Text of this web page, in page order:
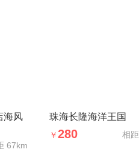
海风
67km
珠海长隆海洋王国
￥280 相距